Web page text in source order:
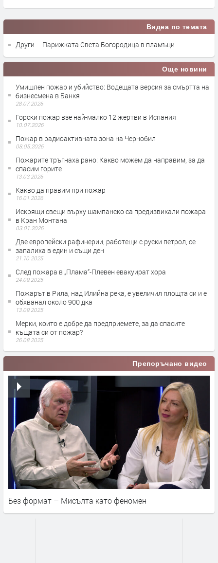
Видеа по темата
Други – Парижката Света Богородица в пламъци
Още новини
Умишлен пожар и убийство: Водещата версия за смъртта на
бизнесмена в Банкя
28.07.2026
Горски пожар взе най-малко 12 жертви в Испания
10.07.2026
Пожар в радиоактивната зона на Чернобил
08.05.2026
Пожарите тръгнаха рано: Какво можем да направим, за да
спасим горите
13.03.2026
Какво да правим при пожар
16.01.2026
Искрящи свещи върху шампанско са предизвикали пожара
в Кран Монтана
03.01.2026
Две европейски рафинерии, работещи с руски петрол, се
запалиха в един и същи ден
21.10.2025
След пожара в „Плама“-Плевен евакуират хора
24.09.2025
Пожарът в Рила, над Илийна река, е увеличил площта си и е
обхванал около 900 дка
13.09.2025
Мерки, които е добре да предприемете, за да спасите
къщата си от пожар?
26.08.2025
Препоръчано видео
Без формат – Мисълта като феномен